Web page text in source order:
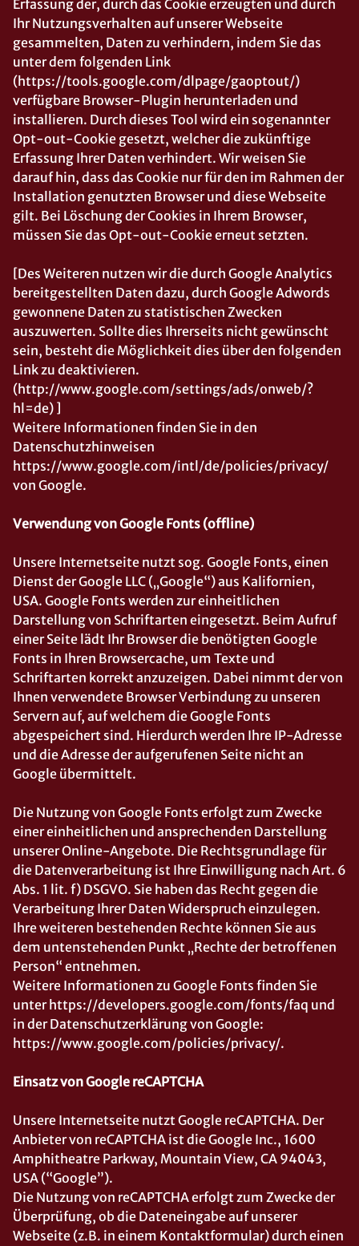
Erfassung der, durch das Cookie erzeugten und durch
Ihr Nutzungsverhalten auf unserer Webseite
gesammelten, Daten zu verhindern, indem Sie das
unter dem folgenden Link
(https://tools.google.com/dlpage/gaoptout/)
verfügbare Browser-Plugin herunterladen und
installieren. Durch dieses Tool wird ein sogenannter
Opt-out-Cookie gesetzt, welcher die zukünftige
Erfassung Ihrer Daten verhindert. Wir weisen Sie
darauf hin, dass das Cookie nur für den im Rahmen der
Installation genutzten Browser und diese Webseite
gilt. Bei Löschung der Cookies in Ihrem Browser,
müssen Sie das Opt-out-Cookie erneut setzten.
[Des Weiteren nutzen wir die durch Google Analytics
bereitgestellten Daten dazu, durch Google Adwords
gewonnene Daten zu statistischen Zwecken
auszuwerten. Sollte dies Ihrerseits nicht gewünscht
sein, besteht die Möglichkeit dies über den folgenden
Link zu deaktivieren.
(http://www.google.com/settings/ads/onweb/?
hl=de) ]
Weitere Informationen finden Sie in den
Datenschutzhinweisen
https://www.google.com/intl/de/policies/privacy/
von Google.
Verwendung von Google Fonts (offline)
Unsere Internetseite nutzt sog. Google Fonts, einen
Dienst der Google LLC („Google“) aus Kalifornien,
USA. Google Fonts werden zur einheitlichen
Darstellung von Schriftarten eingesetzt. Beim Aufruf
einer Seite lädt Ihr Browser die benötigten Google
Fonts in Ihren Browsercache, um Texte und
Schriftarten korrekt anzuzeigen. Dabei nimmt der von
Ihnen verwendete Browser Verbindung zu unseren
Servern auf, auf welchem die Google Fonts
abgespeichert sind. Hierdurch werden Ihre IP-Adresse
und die Adresse der aufgerufenen Seite nicht an
Google übermittelt.
Die Nutzung von Google Fonts erfolgt zum Zwecke
einer einheitlichen und ansprechenden Darstellung
unserer Online-Angebote. Die Rechtsgrundlage für
die Datenverarbeitung ist Ihre Einwilligung nach Art. 6
Abs. 1 lit. f) DSGVO. Sie haben das Recht gegen die
Verarbeitung Ihrer Daten Widerspruch einzulegen.
Ihre weiteren bestehenden Rechte können Sie aus
dem untenstehenden Punkt „Rechte der betroffenen
Person“ entnehmen.
Weitere Informationen zu Google Fonts finden Sie
unter https://developers.google.com/fonts/faq und
in der Datenschutzerklärung von Google:
https://www.google.com/policies/privacy/.
Einsatz von Google reCAPTCHA
Unsere Internetseite nutzt Google reCAPTCHA. Der
Anbieter von reCAPTCHA ist die Google Inc., 1600
Amphitheatre Parkway, Mountain View, CA 94043,
USA (“Google”).
Die Nutzung von reCAPTCHA erfolgt zum Zwecke der
Überprüfung, ob die Dateneingabe auf unserer
Webseite (z.B. in einem Kontaktformular) durch einen